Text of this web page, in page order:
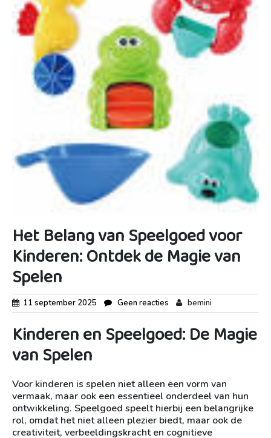
Het Belang van Speelgoed voor
Kinderen: Ontdek de Magie van
Spelen
11 september 2025 Geen reacties bemini
Kinderen en Speelgoed: De Magie
van Spelen
Voor kinderen is spelen niet alleen een vorm van
vermaak, maar ook een essentieel onderdeel van hun
ontwikkeling. Speelgoed speelt hierbij een belangrijke
rol, omdat het niet alleen plezier biedt, maar ook de
creativiteit, verbeeldingskracht en cognitieve